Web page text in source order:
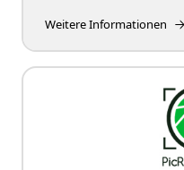
Weitere Informationen